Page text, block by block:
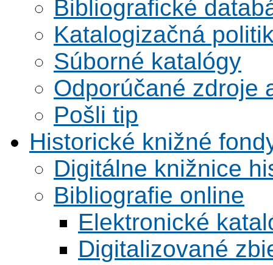
Bibliografické
Katalogizačná
Súborné katalógy
Odporúčané zdroje
Pošli tip
Historické knižné
Digitálne knižnice
Bibliografie online
Elektronické
Digitalizované